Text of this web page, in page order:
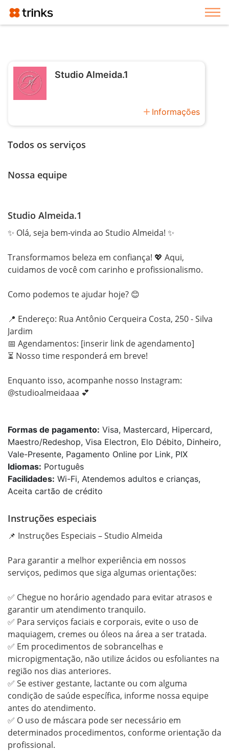
Studio Almeida.1
add Informações
Todos os serviços
Nossa equipe
Studio Almeida.1
✨ Olá, seja bem-vinda ao Studio Almeida! ✨
Transformamos beleza em confiança! 💖 Aqui,
cuidamos de você com carinho e profissionalismo.
Como podemos te ajudar hoje? 😊
📍 Endereço: Rua Antônio Cerqueira Costa, 250 - Silva
Jardim
📅 Agendamentos: [inserir link de agendamento]
⏳ Nosso time responderá em breve!
Enquanto isso, acompanhe nosso Instagram:
@studioalmeidaaa 💕
Formas de pagamento: Visa, Mastercard, Hipercard,
Maestro/Redeshop, Visa Electron, Elo Débito, Dinheiro,
Vale-Presente, Pagamento Online por Link, PIX
Idiomas: Português
Facilidades: Wi-Fi, Atendemos adultos e crianças,
Aceita cartão de crédito
Instruções especiais
📌 Instruções Especiais – Studio Almeida
Para garantir a melhor experiência em nossos
serviços, pedimos que siga algumas orientações:
✅ Chegue no horário agendado para evitar atrasos e
garantir um atendimento tranquilo.
✅ Para serviços faciais e corporais, evite o uso de
maquiagem, cremes ou óleos na área a ser tratada.
✅ Em procedimentos de sobrancelhas e
micropigmentação, não utilize ácidos ou esfoliantes na
região nos dias anteriores.
✅ Se estiver gestante, lactante ou com alguma
condição de saúde específica, informe nossa equipe
antes do atendimento.
✅ O uso de máscara pode ser necessário em
determinados procedimentos, conforme orientação da
profissional.